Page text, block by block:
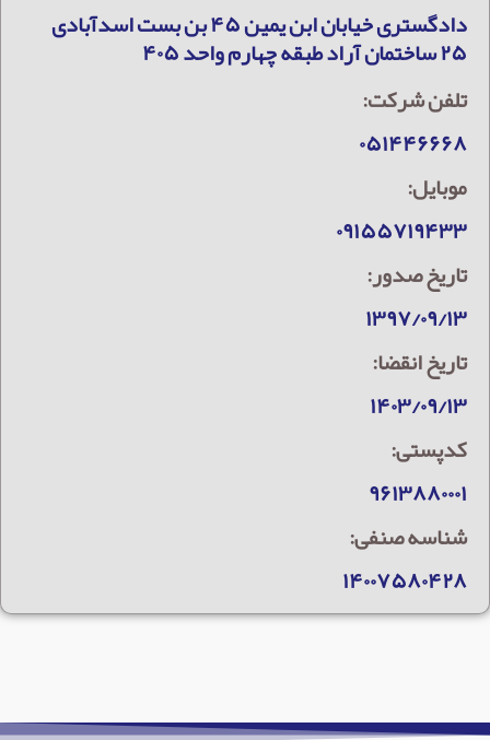
دادگستری خیابان ابن یمین ۴۵ بن بست اسدآبادی
۲۵ ساختمان آراد طبقه چهارم واحد ۴۰۵
تلفن شرکت:
۰۵۱۴۴۶۶۶۸
موبایل:
۰۹۱۵۵۷۱۹۴۳۳
تاریخ صدور:
۱۳۹۷/۰۹/۱۳
تاریخ انقضا:
۱۴۰۳/۰۹/۱۳
کدپستی:
۹۶۱۳۸۸۰۰۰۱
شناسه صنفی:
۱۴۰۰۷۵۸۰۴۲۸